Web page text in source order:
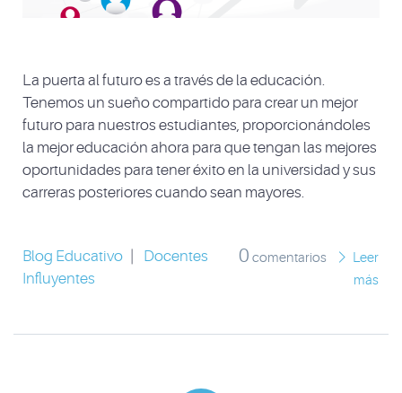
La puerta al futuro es a través de la educación.
Tenemos un sueño compartido para crear un mejor
futuro para nuestros estudiantes, proporcionándoles
la mejor educación ahora para que tengan las mejores
oportunidades para tener éxito en la universidad y sus
carreras posteriores cuando sean mayores.
Blog Educativo
Docentes
Influyentes
0 comentarios
Leer
más